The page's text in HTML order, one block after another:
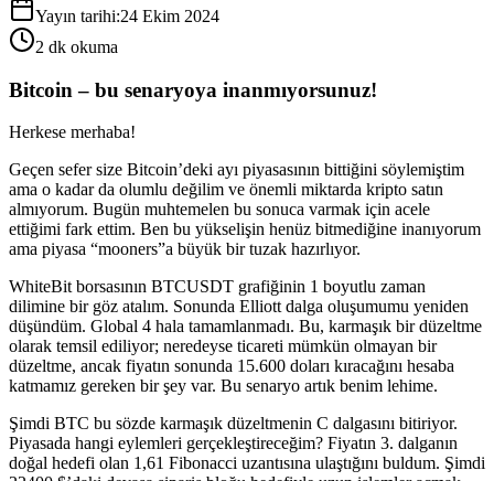
Yayın tarihi:24 Ekim 2024
2 dk okuma
Bitcoin – bu senaryoya inanmıyorsunuz!
Herkese merhaba!
Geçen sefer size Bitcoin’deki ayı piyasasının bittiğini söylemiştim
ama o kadar da olumlu değilim ve önemli miktarda kripto satın
almıyorum. Bugün muhtemelen bu sonuca varmak için acele
ettiğimi fark ettim. Ben bu yükselişin henüz bitmediğine inanıyorum
ama piyasa “mooners”a büyük bir tuzak hazırlıyor.
WhiteBit borsasının BTCUSDT grafiğinin 1 boyutlu zaman
dilimine bir göz atalım. Sonunda Elliott dalga oluşumumu yeniden
düşündüm. Global 4 hala tamamlanmadı. Bu, karmaşık bir düzeltme
olarak temsil ediliyor; neredeyse ticareti mümkün olmayan bir
düzeltme, ancak fiyatın sonunda 15.600 doları kıracağını hesaba
katmamız gereken bir şey var. Bu senaryo artık benim lehime.
Şimdi BTC bu sözde karmaşık düzeltmenin C dalgasını bitiriyor.
Piyasada hangi eylemleri gerçekleştireceğim? Fiyatın 3. dalganın
doğal hedefi olan 1,61 Fibonacci uzantısına ulaştığını buldum. Şimdi